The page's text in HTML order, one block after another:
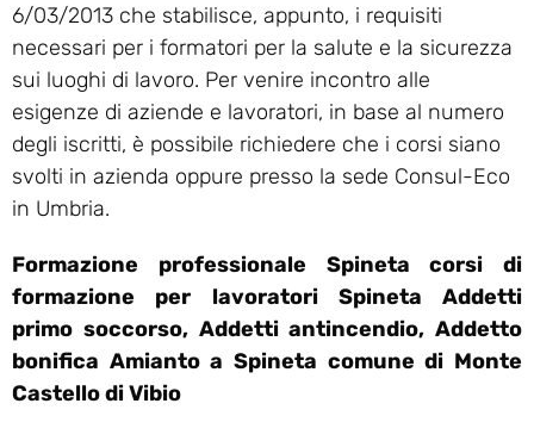
6/03/2013 che stabilisce, appunto, i requisiti
necessari per i formatori per la salute e la sicurezza
sui luoghi di lavoro. Per venire incontro alle
esigenze di aziende e lavoratori, in base al numero
degli iscritti, è possibile richiedere che i corsi siano
svolti in azienda oppure presso la sede Consul-Eco
in Umbria.
Formazione professionale Spineta corsi di
formazione per lavoratori Spineta Addetti
primo soccorso, Addetti antincendio, Addetto
bonifica Amianto a Spineta comune di Monte
Castello di Vibio